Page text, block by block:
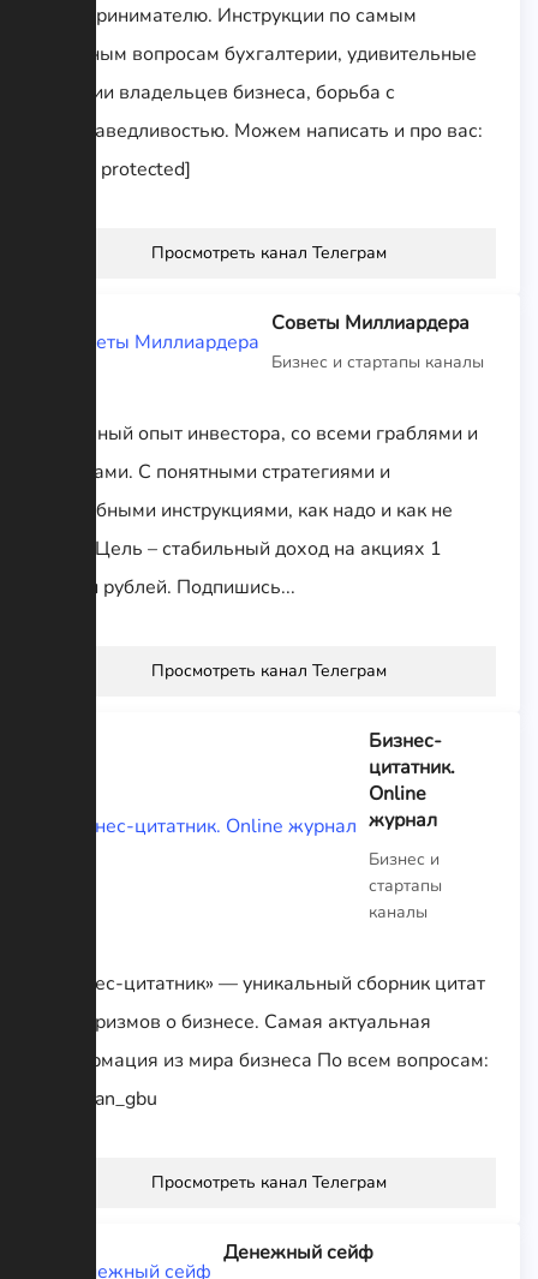
предпринимателю. Инструкции по самым
сложным вопросам бухгалтерии, удивительные
истории владельцев бизнеса, борьба с
несправедливостью. Можем написать и про вас:
[email protected]
Просмотреть канал Телеграм
Советы Миллиардера
Бизнес и стартапы каналы
Реальный опыт инвестора, со всеми граблями и
успехами. С понятными стратегиями и
подробными инструкциями, как надо и как не
надо. Цель – стабильный доход на акциях 1
лимон рублей. Подпишись...
Просмотреть канал Телеграм
Бизнес-
цитатник.
Online
журнал
Бизнес и
стартапы
каналы
«Бизнес-цитатник» — уникальный сборник цитат
и афоризмов о бизнесе. Самая актуальная
информация из мира бизнеса По всем вопросам:
@roman_gbu
Просмотреть канал Телеграм
Денежный сейф